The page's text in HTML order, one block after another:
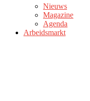
Nieuws
Magazine
Agenda
Arbeidsmarkt